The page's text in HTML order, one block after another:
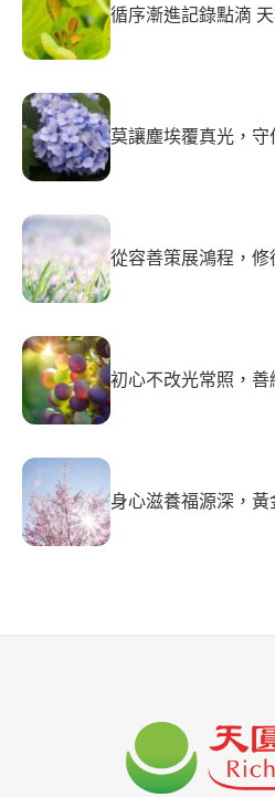
循序漸進記錄點滴
莫讓塵埃覆真光，守
從容善策展鴻程，修
初心不改光常照，善
身心滋養福源深，